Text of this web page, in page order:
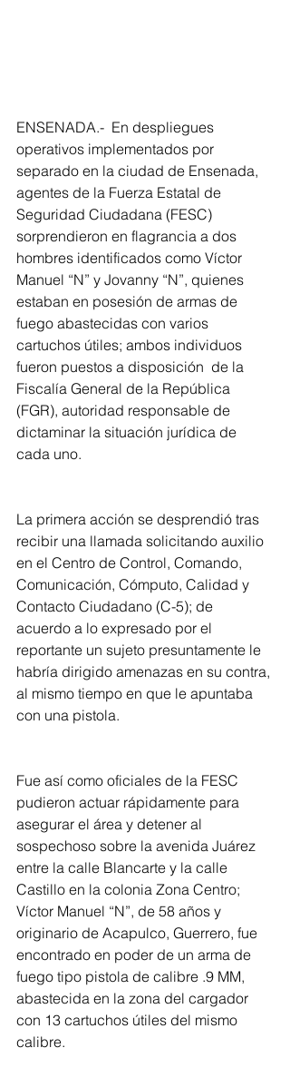
ENSENADA.-  En despliegues
operativos implementados por
separado en la ciudad de Ensenada,
agentes de la Fuerza Estatal de
Seguridad Ciudadana (FESC)
sorprendieron en flagrancia a dos
hombres identificados como Víctor
Manuel “N” y Jovanny “N”, quienes
estaban en posesión de armas de
fuego abastecidas con varios
cartuchos útiles; ambos individuos
fueron puestos a disposición  de la
Fiscalía General de la República
(FGR), autoridad responsable de
dictaminar la situación jurídica de
cada uno.
La primera acción se desprendió tras
recibir una llamada solicitando auxilio
en el Centro de Control, Comando,
Comunicación, Cómputo, Calidad y
Contacto Ciudadano (C-5); de
acuerdo a lo expresado por el
reportante un sujeto presuntamente le
habría dirigido amenazas en su contra,
al mismo tiempo en que le apuntaba
con una pistola.
Fue así como oficiales de la FESC
pudieron actuar rápidamente para
asegurar el área y detener al
sospechoso sobre la avenida Juárez
entre la calle Blancarte y la calle
Castillo en la colonia Zona Centro;
Víctor Manuel “N”, de 58 años y
originario de Acapulco, Guerrero, fue
encontrado en poder de un arma de
fuego tipo pistola de calibre .9 MM,
abastecida en la zona del cargador
con 13 cartuchos útiles del mismo
calibre.